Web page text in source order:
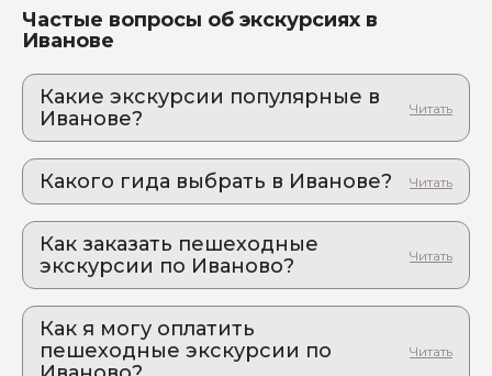
Частые вопросы об экскурсиях в
Иванове
Какие экскурсии популярные в
Иванове?
Путешествие по городу текстиля
Какого гида выбрать в Иванове?
2. Вера.Ш 943
Как заказать пешеходные
экскурсии по Иваново?
Едем»:
выберите экскурсию, на которую вы хотите
Как я могу оплатить
пешеходные экскурсии по